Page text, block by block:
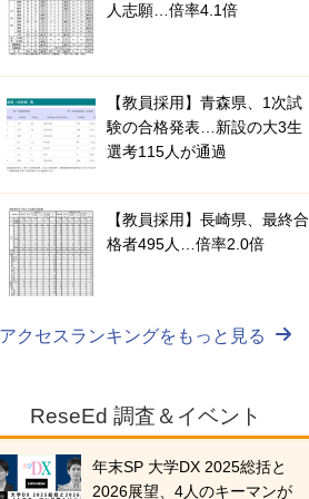
人志願…倍率4.1倍
【教員採用】青森県、1次試
験の合格発表…新設の大3生
選考115人が通過
【教員採用】長崎県、最終合
格者495人…倍率2.0倍
アクセスランキングをもっと見る
ReseEd 調査＆イベント
年末SP 大学DX 2025総括と
2026展望、4人のキーマンが